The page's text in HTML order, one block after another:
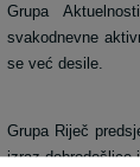
Grupa
svakodnevne
se već desile.
Grupa Riječ
izraz dobrodošlice